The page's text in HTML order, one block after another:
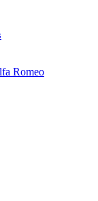
Romeo